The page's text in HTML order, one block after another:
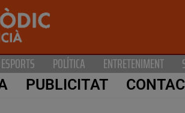
ESPORTS POLÍTICA ENTRETENIMENT
PUBLICITAT